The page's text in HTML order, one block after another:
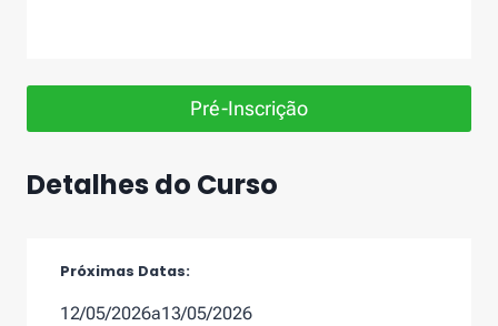
Pré-Inscrição
Detalhes do Curso
Próximas Datas:
12/05/2026a13/05/2026